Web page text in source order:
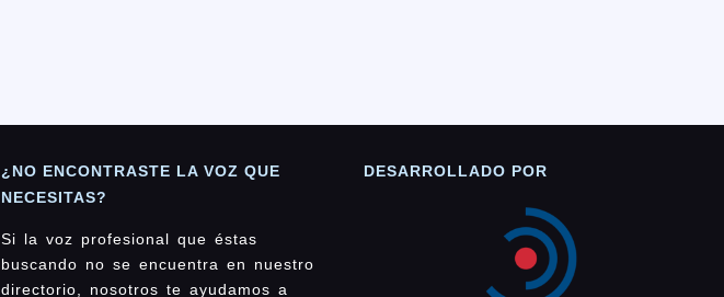
¿NO ENCONTRASTE LA VOZ QUE
NECESITAS?
Si la voz profesional que éstas
buscando no se encuentra en nuestro
directorio, nosotros te ayudamos a
DESARROLLADO POR